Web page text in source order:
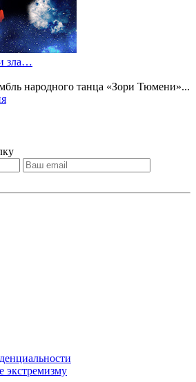
зла…
народного танца «Зори Тюмени»...
экстремизму